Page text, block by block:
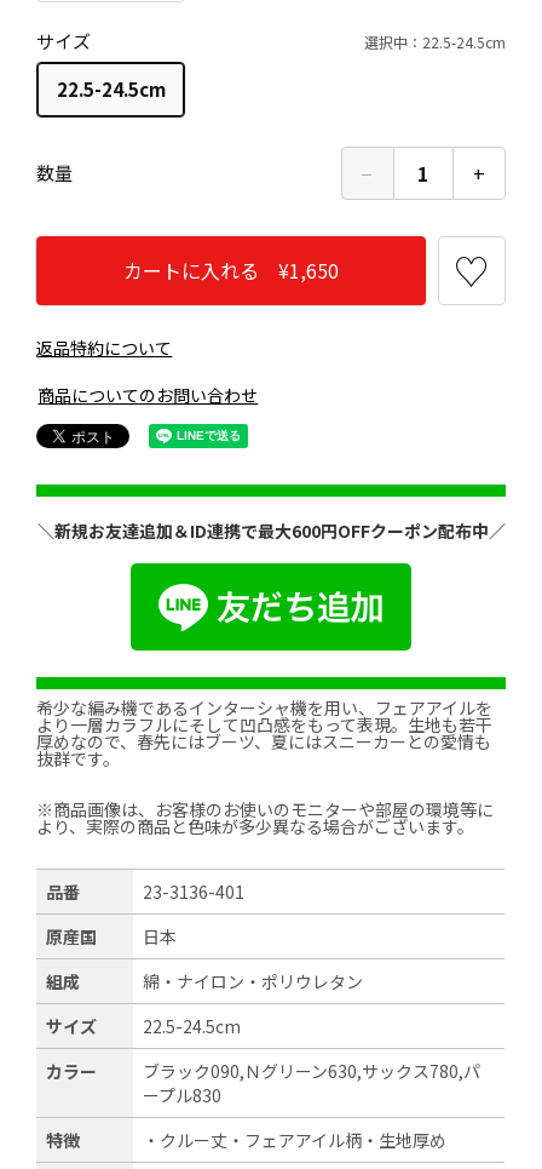
サイズ 選択中：22.5-24.5cm
22.5-24.5cm
数量 − 1 +
カートに入れる ¥1,650
返品特約について
商品についてのお問い合わせ
＼新規お友達追加＆ID連携で最大600円OFFクーポン配布中／
希少な編み機であるインターシャ機を用い、フェアアイルを
より一層カラフルにそして凹凸感をもって表現。生地も若干
厚めなので、春先にはブーツ、夏にはスニーカーとの愛情も
抜群です。
※商品画像は、お客様のお使いのモニターや部屋の環境等に
より、実際の商品と色味が多少異なる場合がございます。
品番
23-3136-401
原産国
日本
組成
綿・ナイロン・ポリウレタン
サイズ
22.5-24.5cm
カラー
ブラック090,Ｎグリーン630,サックス780,パ
ープル830
特徴
・クルー丈・フェアアイル柄・生地厚め